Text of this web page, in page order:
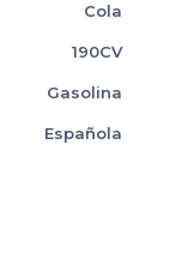
Cola
190CV
Gasolina
Española